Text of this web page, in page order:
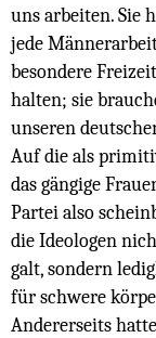
uns arbeiten. Sie
jede
besondere
halten; sie
unseren
Auf die als
das gängige
Partei also
die Ideologen
galt, sondern
für schwere
Andererseits